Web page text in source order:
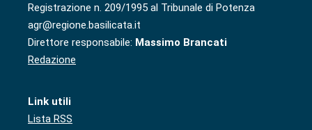
Registrazione n. 209/1995 al Tribunale di Potenza
agr@regione.basilicata.it
Direttore responsabile: Massimo Brancati
Redazione
Link utili
Lista RSS